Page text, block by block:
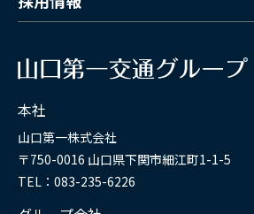
本社
山口第一株式会社
〒750-0016 山口県下関市細江町1-1-5
TEL：083-235-6226